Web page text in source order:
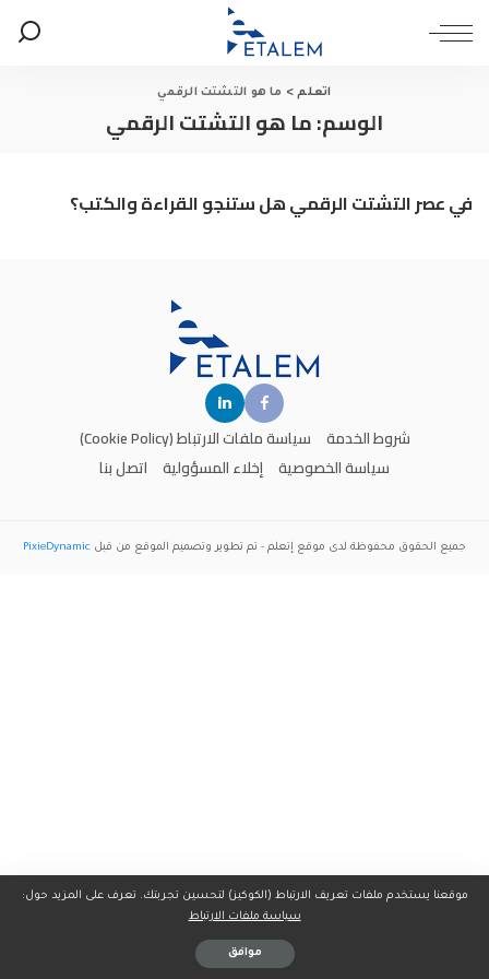
اتعلم> ما هو التشتت الرقمي
الوسم:ما هو التشتت الرقمي
في عصر التشتت الرقمي هل ستنجو القراءة والكتب؟
شروط الخدمة سياسة ملفات الارتباط (Cookie Policy)
سياسة الخصوصية إخلاء المسؤولية اتصل بنا
جميع الحقوق محفوظة لدى موقع إتعلم - تم تطوير وتصميم الموقع من قبل PixieDynamic
موقعنا يستخدم ملفات تعريف الارتباط (الكوكيز) لتحسين تجربتك. تعرف على المزيد حول:
سياسة ملفات الارتباط
موافق